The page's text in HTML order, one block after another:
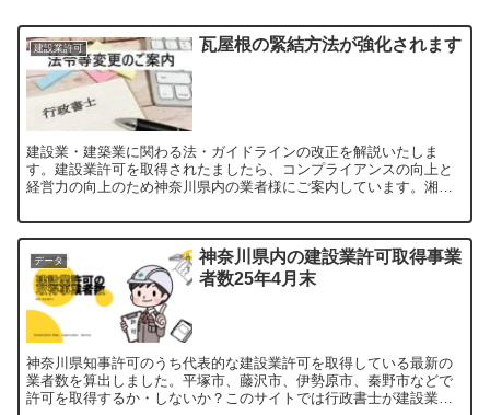
建設業許可 瓦屋根の緊結方法が強化されます
建設業・建築業に関わる法・ガイドラインの改正を解説いたしま
す。建設業許可を取得されたましたら、コンプライアンスの向上と
経営力の向上のため神奈川県内の業者様にご案内しています。湘
データ
神奈川県内の建設業許可取得事業
者数25年4月末
神奈川県知事許可のうち代表的な建設業許可を取得している最新の
業者数を算出しました。平塚市、藤沢市、伊勢原市、秦野市などで
許可を取得するか・しないか？このサイトでは行政書士が建設業・